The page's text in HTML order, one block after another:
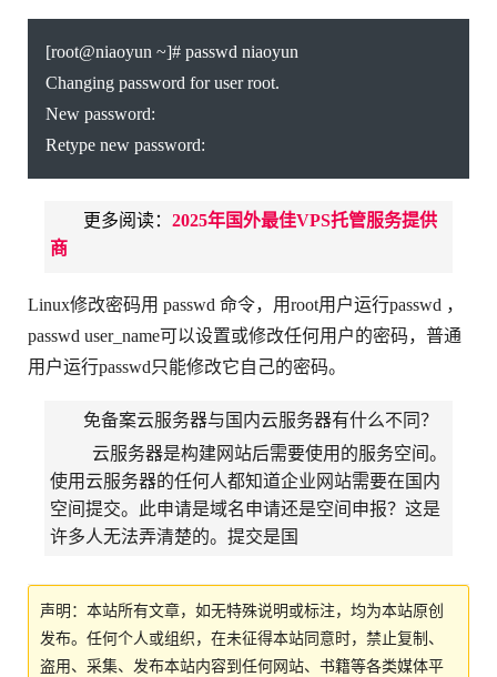
[root@niaoyun ~]# passwd niaoyun
Changing password for user root.
New password:
Retype new password:
更多阅读： 2025年国外最佳VPS托管服务提供
商
Linux修改密码用 passwd 命令，用root用户运行passwd ，
passwd user_name可以设置或修改任何用户的密码，普通
用户运行passwd只能修改它自己的密码。
免备案云服务器与国内云服务器有什么不同？
云服务器是构建网站后需要使用的服务空间。
使用云服务器的任何人都知道企业网站需要在国内
空间提交。此申请是域名申请还是空间申报？这是
许多人无法弄清楚的。提交是国
声明：本站所有文章，如无特殊说明或标注，均为本站原创
发布。任何个人或组织，在未征得本站同意时，禁止复制、
盗用、采集、发布本站内容到任何网站、书籍等各类媒体平